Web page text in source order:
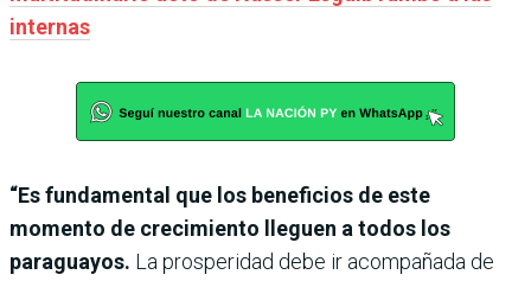
internas
“Es fundamental que los beneficios de este
momento de crecimiento lleguen a todos los
paraguayos. La prosperidad debe ir acompañada de